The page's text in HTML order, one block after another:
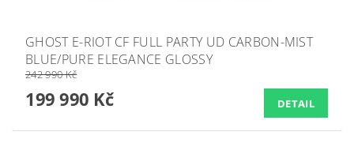
GHOST E-RIOT CF FULL PARTY UD CARBON-MIST
BLUE/PURE ELEGANCE GLOSSY
242 990 Kč
199 990 Kč DETAIL